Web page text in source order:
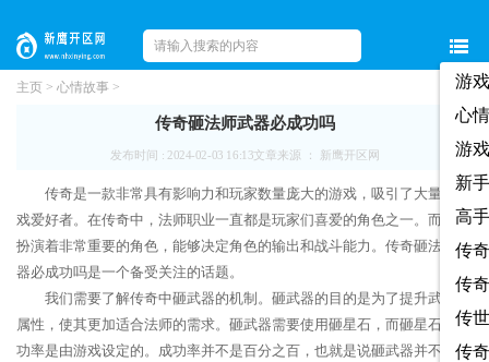
游
心
游
新
高
传
传
传
传
主页 > 心情故事 >
传奇砸法师武器必成功吗
发布时间 : 2024-02-03 16:13文章来源 ： 新鹰开区网
传奇是一款非常具有影响力和玩家数量庞大的游戏，吸引了大量的游
戏爱好者。在传奇中，法师职业一直都是玩家们喜爱的角色之一。而武器
扮演着非常重要的角色，能够决定角色的输出和战斗能力。传奇砸法师武
器必成功吗是一个备受关注的话题。
我们需要了解传奇中砸武器的机制。砸武器的目的是为了提升武器的
属性，使其更加适合法师的需求。砸武器需要使用砸星石，而砸星石的成
功率是由游戏设定的。成功率并不是百分之百，也就是说砸武器并不是必